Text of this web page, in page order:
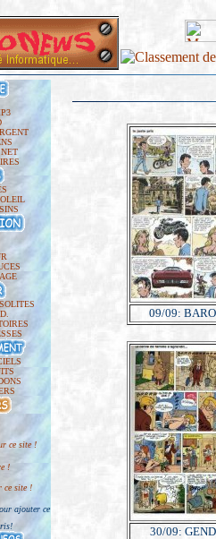
ce site !
!
ce site !
ajouter ce
09/09:
30/09: